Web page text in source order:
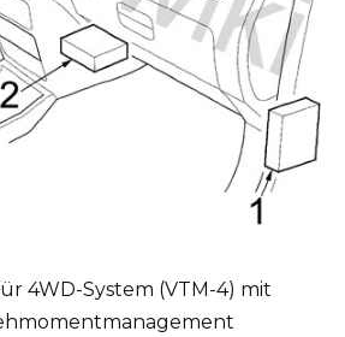
4WD-System (VTM-4) mit